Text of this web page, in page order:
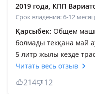
2019 года, КПП
Срок владения: 6-12
Қарсыбек: Общем
болмады текқана май
5 литр жылы кезде
180журсен гибрид
жасайды тып тыныш
жүргенде батарея
Читать весь отзыв
214 12